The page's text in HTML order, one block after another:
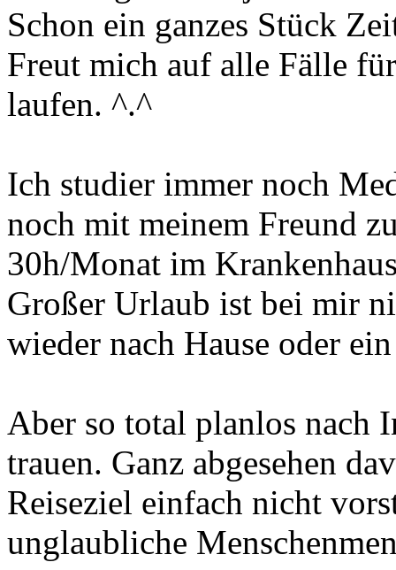
Schon ein ganzes Stück
Freut mich auf alle Fälle
laufen. ^.^
Ich studier immer noch
noch mit meinem Freund
30h/Monat im
Großer Urlaub ist bei mir
wieder nach Hause oder
Aber so total planlos nach
trauen. Ganz abgesehen
Reiseziel einfach nicht
unglaubliche